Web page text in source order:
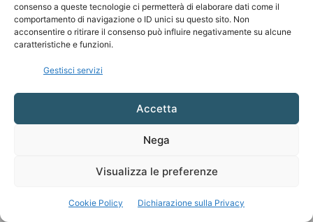
consenso a queste tecnologie ci permetterà di elaborare dati come il
comportamento di navigazione o ID unici su questo sito. Non
acconsentire o ritirare il consenso può influire negativamente su alcune
caratteristiche e funzioni.
Gestisci servizi
Accetta
Nega
Visualizza le preferenze
Cookie Policy Dichiarazione sulla Privacy